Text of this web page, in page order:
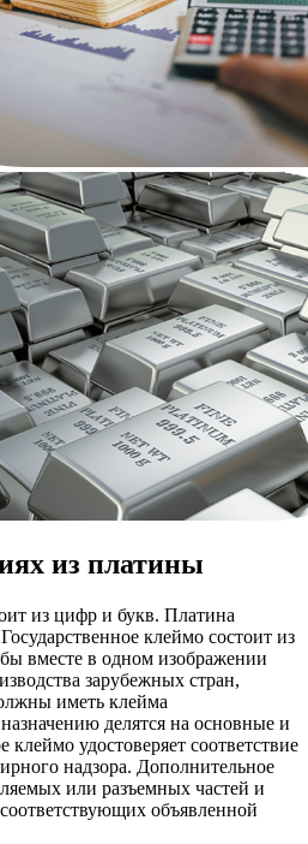
из платины
из цифр и букв. Платина
клеймо состоит из
вместе в одном изображении
зарубежных стран,
иметь клейма
делятся на основные и
удостоверяет соответствие
надзора. Дополнительное
или разъемных частей и
объявленной